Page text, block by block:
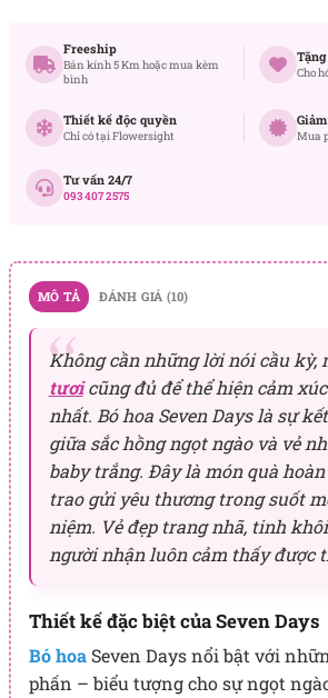
Freeship
Bán kính 5 Km hoặc mua kèm
bình
Cho
Thiết kế độc quyền
Chỉ có tại Flowersight
Giảm
Mua
Tư vấn 24/7
093 407 2575
MÔ TẢ ĐÁNH GIÁ (10)
Không cần những lời nói cầu kỳ,
tươicũng đủ để thể hiện cảm
nhất. Bó hoa Seven Days là sự
giữa sắc hồng ngọt ngào và vẻ
baby trắng. Đây là món quà hoàn
trao gửi yêu thương trong suốt
niệm. Vẻ đẹp trang nhã, tinh
người nhận luôn cảm thấy được
Thiết kế đặc biệt của Seven Days
Bó hoaSeven Days nổi bật với
phấn – biểu tượng cho sự ngọt